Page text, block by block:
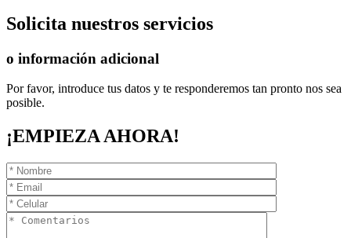
Solicita nuestros servicios
o información adicional
Por favor, introduce tus datos y te responderemos tan pronto nos sea
posible.
¡EMPIEZA AHORA!